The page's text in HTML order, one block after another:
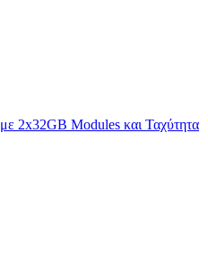
2x32GB Modules και Ταχύτητα